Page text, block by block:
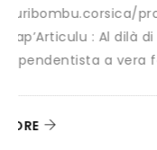
«La lutte
patrimoine a
(Roger Simoni)
READ MORE